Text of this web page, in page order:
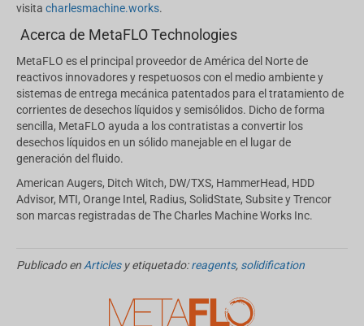
visita charlesmachine.works.
Acerca de MetaFLO Technologies
MetaFLO es el principal proveedor de América del Norte de
reactivos innovadores y respetuosos con el medio ambiente y
sistemas de entrega mecánica patentados para el tratamiento de
corrientes de desechos líquidos y semisólidos. Dicho de forma
sencilla, MetaFLO ayuda a los contratistas a convertir los
desechos líquidos en un sólido manejable en el lugar de
generación del fluido.
American Augers, Ditch Witch, DW/TXS, HammerHead, HDD
Advisor, MTI, Orange Intel, Radius, SolidState, Subsite y Trencor
son marcas registradas de The Charles Machine Works Inc.
Publicado en Articlesy etiquetado:reagents, solidification